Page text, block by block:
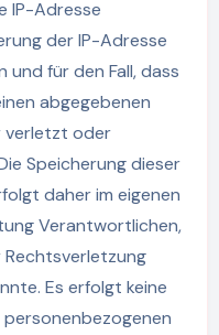
IP-Adresse
der IP-Adresse
für den Fall, dass
abgegebenen
verletzt oder
Speicherung dieser
daher im eigenen
Verantwortlichen,
Rechtsverletzung
Es erfolgt keine